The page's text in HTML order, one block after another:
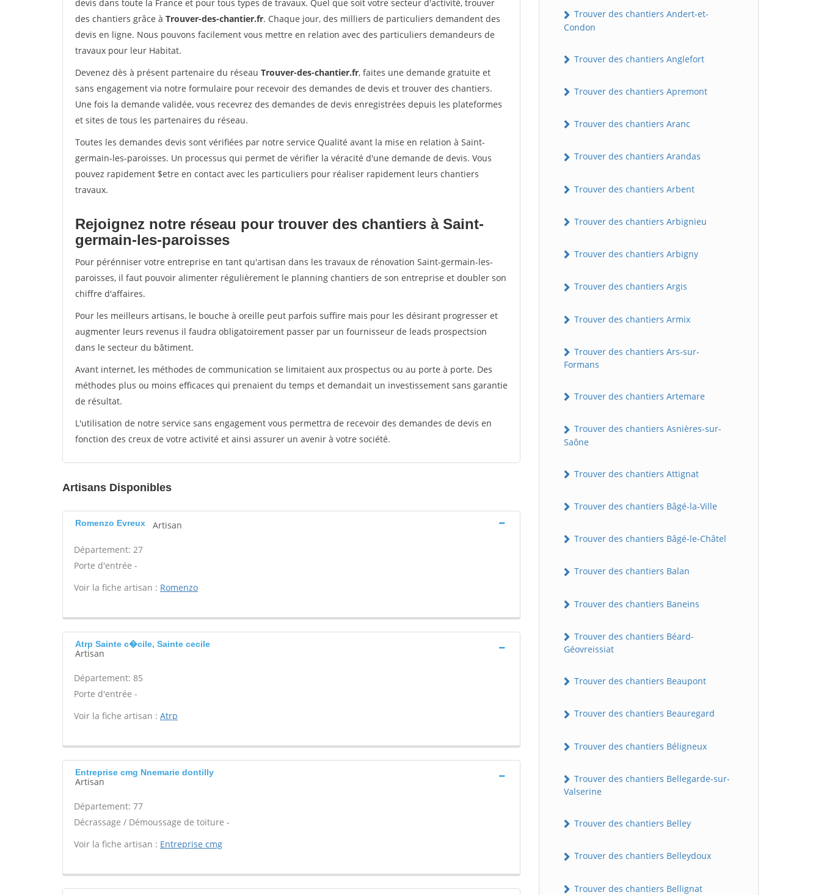
devis dans toute la France et pour tous types de travaux. Quel que soit votre secteur d'activité, trouver
des chantiers grâce à Trouver-des-chantier.fr. Chaque jour, des milliers de particuliers demandent des
devis en ligne. Nous pouvons facilement vous mettre en relation avec des particuliers demandeurs de
travaux pour leur Habitat.
Devenez dès à présent partenaire du réseau Trouver-des-chantier.fr, faites une demande gratuite et
sans engagement via notre formulaire pour recevoir des demandes de devis et trouver des chantiers.
Une fois la demande validée, vous recevrez des demandes de devis enregistrées depuis les plateformes
et sites de tous les partenaires du réseau.
Toutes les demandes devis sont vérifiées par notre service Qualité avant la mise en relation à Saint-
germain-les-paroisses. Un processus qui permet de vérifier la véracité d'une demande de devis. Vous
pouvez rapidement $etre en contact avec les particuliers pour réaliser rapidement leurs chantiers
travaux.
Rejoignez notre réseau pour trouver des chantiers à Saint-
germain-les-paroisses
Pour pérénniser votre entreprise en tant qu'artisan dans les travaux de rénovation Saint-germain-les-
paroisses, il faut pouvoir alimenter régulièrement le planning chantiers de son entreprise et doubler son
chiffre d'affaires.
Pour les meilleurs artisans, le bouche à oreille peut parfois suffire mais pour les désirant progresser et
augmenter leurs revenus il faudra obligatoirement passer par un fournisseur de leads prospectsion
dans le secteur du bâtiment.
Avant internet, les méthodes de communication se limitaient aux prospectus ou au porte à porte. Des
méthodes plus ou moins efficaces qui prenaient du temps et demandait un investissement sans garantie
de résultat.
L'utilisation de notre service sans engagement vous permettra de recevoir des demandes de devis en
fonction des creux de votre activité et ainsi assurer un avenir à votre société.
Artisans Disponibles
Romenzo Evreux Artisan
Département: 27
Porte d'entrée -
Voir la fiche artisan : Romenzo
Atrp Sainte c�cile, Sainte cecile
Artisan
Département: 85
Porte d'entrée -
Voir la fiche artisan : Atrp
Entreprise cmg Nnemarie dontilly
Artisan
Département: 77
Décrassage / Démoussage de toiture -
Voir la fiche artisan : Entreprise cmg
Trouver des chantiers Andert-et-
Condon
Trouver des chantiers Anglefort
Trouver des chantiers Apremont
Trouver des chantiers Aranc
Trouver des chantiers Arandas
Trouver des chantiers Arbent
Trouver des chantiers Arbignieu
Trouver des chantiers Arbigny
Trouver des chantiers Argis
Trouver des chantiers Armix
Trouver des chantiers Ars-sur-
Formans
Trouver des chantiers Artemare
Trouver des chantiers Asnières-sur-
Saône
Trouver des chantiers Attignat
Trouver des chantiers Bâgé-la-Ville
Trouver des chantiers Bâgé-le-Châtel
Trouver des chantiers Balan
Trouver des chantiers Baneins
Trouver des chantiers Béard-
Géovreissiat
Trouver des chantiers Beaupont
Trouver des chantiers Beauregard
Trouver des chantiers Béligneux
Trouver des chantiers Bellegarde-sur-
Valserine
Trouver des chantiers Belley
Trouver des chantiers Belleydoux
Trouver des chantiers Bellignat